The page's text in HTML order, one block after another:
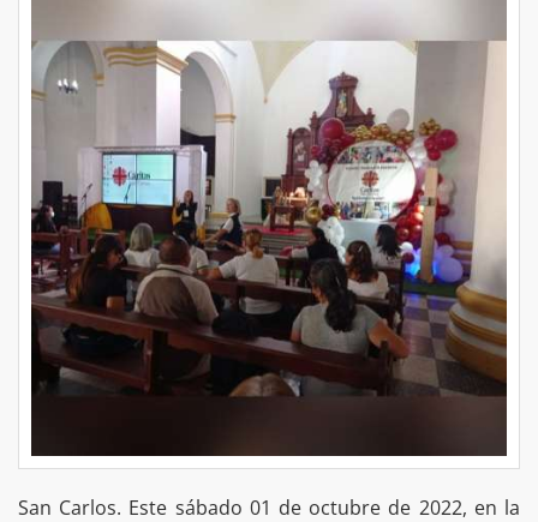
San Carlos. Este sábado 01 de octubre de 2022, en la